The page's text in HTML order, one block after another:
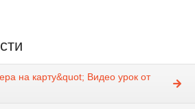
на карту&quot; Видео урок от